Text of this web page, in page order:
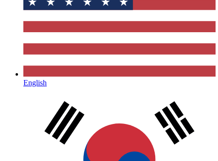
English